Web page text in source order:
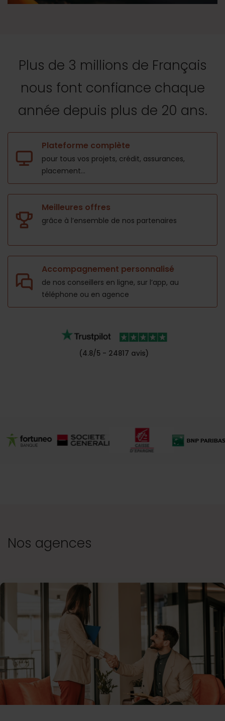
Plus de 3 millions de Français
nous font confiance chaque
année depuis plus de 20 ans.
Plateforme complète
pour tous vos projets, crédit, assurances,
placement...
Meilleures offres
grâce à l’ensemble de nos partenaires
Accompagnement personnalisé
de nos conseillers en ligne, sur l’app, au
téléphone ou en agence
(4.8/5 - 24817 avis)
Nos agences